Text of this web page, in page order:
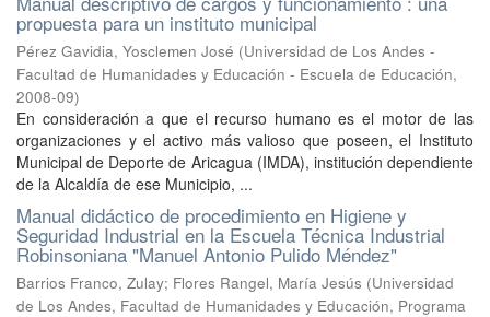
propuesta para un instituto municipal
Pérez Gavidia, Yosclemen José (Universidad de Los Andes -
Facultad de Humanidades y Educación - Escuela de Educación,
2008-09)
En consideración a que el recurso humano es el motor de las
organizaciones y el activo más valioso que poseen, el Instituto
Municipal de Deporte de Aricagua (IMDA), institución dependiente
de la Alcaldía de ese Municipio, ...
Manual didáctico de procedimiento en Higiene y
Seguridad Industrial en la Escuela Técnica Industrial
Robinsoniana "Manuel Antonio Pulido Méndez"
Barrios Franco, Zulay; Flores Rangel, María Jesús (Universidad
de Los Andes, Facultad de Humanidades y Educación, Programa